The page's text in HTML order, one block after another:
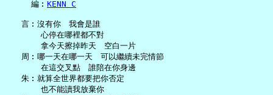
     編︰
KENN C
   言︰沒有你　我會是誰
       心停在哪裡都不對
       拿今天擦掉昨天　空白一片
   周︰哪一天在哪一天　可以繼續未完情節
       在這交叉點　誰陪在你身邊
   朱︰就算全世界都要把你否定
       也不能讀我放棄你